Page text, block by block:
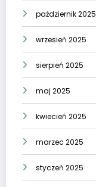
październik 2025
wrzesień 2025
sierpień 2025
maj 2025
kwiecień 2025
marzec 2025
styczeń 2025